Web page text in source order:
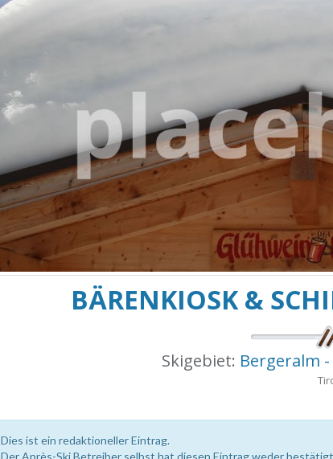
BÄRENKIOSK &
Skigebiet: Bergeralm
Dies ist ein redaktioneller Eintrag.